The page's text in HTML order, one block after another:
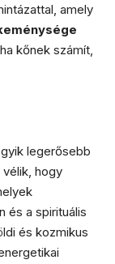
amely
kőnek számít,
legerősebb
hogy
és a spirituális
és kozmikus